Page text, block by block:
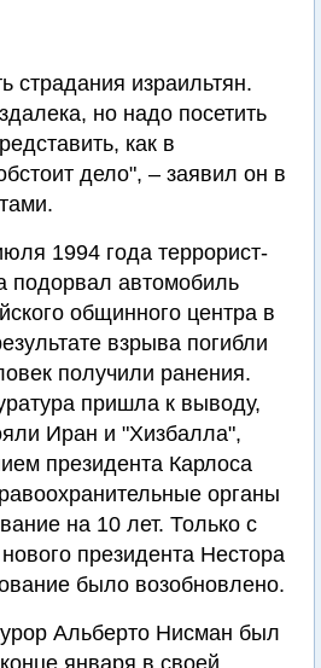
страдания израильтян.
но надо посетить
как в
дело", – заявил он в
1994 года террорист-
подорвал автомобиль
общинного центра в
взрыва погибли
получили ранения.
пришла к выводу,
Иран и "Хизбалла",
президента Карлоса
органы
на 10 лет. Только с
президента Нестора
было возобновлено.
Альберто Нисман был
января в своей